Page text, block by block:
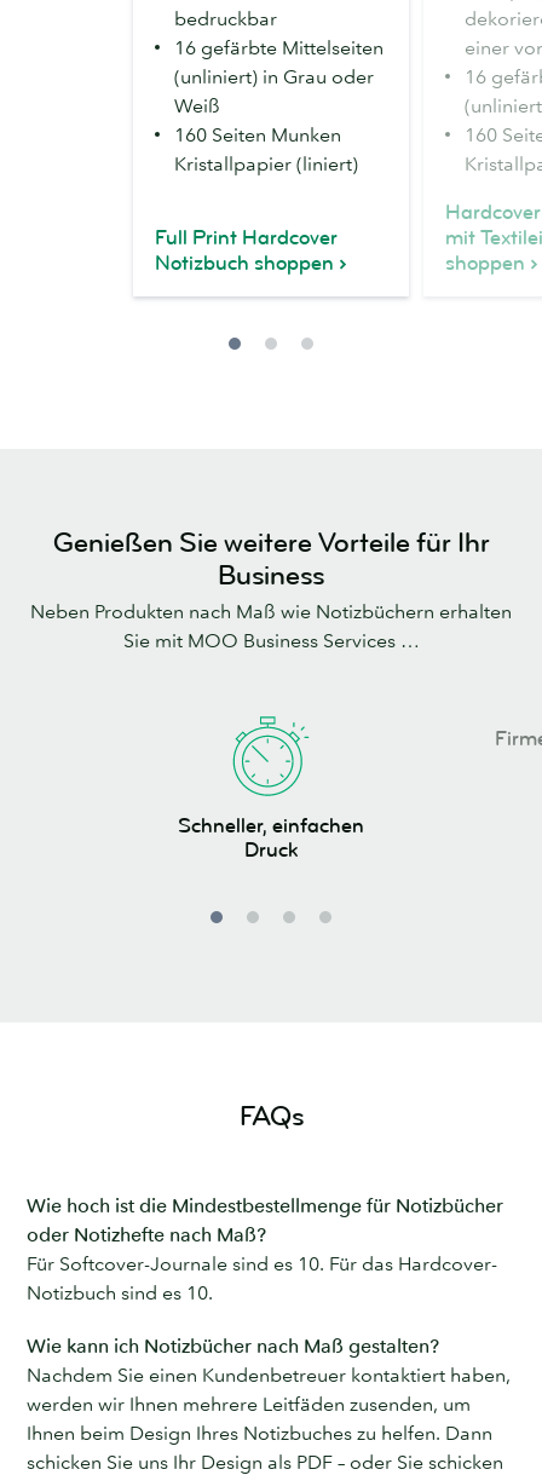
bedruckbar
16 gefärbte Mittelseiten
(unliniert) in Grau oder
Weiß
160 Seiten Munken
Kristallpapier (liniert)
Full Print Hardcover
Notizbuch shoppen
einer
16
160
mit
shoppen
Genießen Sie weitere Vorteile für Ihr
Business
Neben Produkten nach Maß wie Notizbüchern erhalten
Sie mit MOO Business Services …
Schneller,Schneller, einfachen
Druck
FAQs
Wie hoch ist die Mindestbestellmenge für Notizbücher
oder Notizhefte nach Maß?
Für Softcover-Journale sind es 10. Für das Hardcover-
Notizbuch sind es 10.
Wie kann ich Notizbücher nach Maß gestalten?
Nachdem Sie einen Kundenbetreuer kontaktiert haben,
werden wir Ihnen mehrere Leitfäden zusenden, um
Ihnen beim Design Ihres Notizbuches zu helfen. Dann
schicken Sie uns Ihr Design als PDF – oder Sie schicken